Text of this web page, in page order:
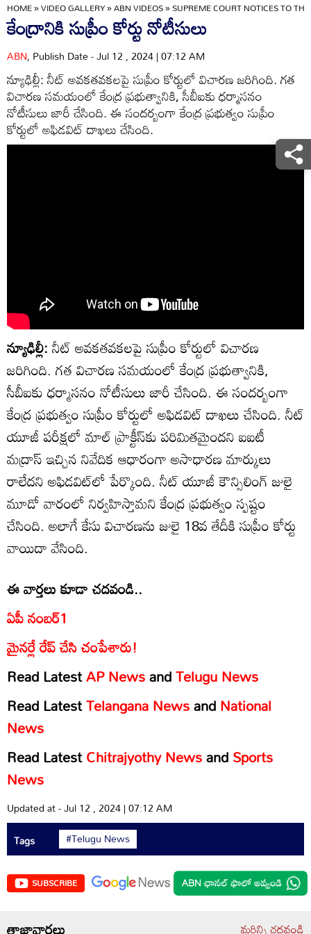
HOME»VIDEO GALLERY»ABN VIDEOS»SUPREME COURT NOTICES TO
కేంద్రానికి సుప్రీం కోర్టు నోటీసులు
ABN, Publish Date - Jul 12 , 2024 | 07:12 AM
న్యూఢిల్లీ: నీట్ అవకతవకలపై సుప్రీం కోర్టులో విచారణ జరిగింది. గత
విచారణ సమయంలో కేంద్ర ప్రభుత్వానికి, సీబీఐకు ధర్మాసనం
నోటీసులు జారీ చేసింది. ఈ సందర్బంగా కేంద్ర ప్రభుత్వం సుప్రీం
కోర్టులో అఫిడవిట్ దాఖలు చేసింది.
న్యూఢిల్లీ:నీట్ అవకతవకలపై సుప్రీం కోర్టులో విచారణ
జరిగింది. గత విచారణ సమయంలో కేంద్ర ప్రభుత్వానికి,
సీబీఐకు ధర్మాసనం నోటీసులు జారీ చేసింది. ఈ సందర్బంగా
కేంద్ర ప్రభుత్వం సుప్రీం కోర్టులో అఫిడవిట్ దాఖలు చేసింది. నీట్
యూజీ పరీక్షలో మాల్ ప్రాక్టీస్‌కు పరిమితమైందని ఐఐటీ
మద్రాస్ ఇచ్చిన నివేదిక ఆధారంగా అసాధారణ మార్కులు
రాలేదని అఫిడవిట్‌లో పేర్కొంది. నీట్ యూజీ కౌన్సిలింగ్ జులై
మూడో వారంలో నిర్వహిస్తామని కేంద్ర ప్రభుత్వం స్పష్టం
చేసింది. అలాగే కేసు విచారణను జులై 18వ తేదీకి సుప్రీం కోర్టు
వాయిదా వేసింది.
ఈ వార్తలు కూడా చదవండి..
ఏపీ నంబర్‌1
మైనర్లే రేప్‌ చేసి చంపేశారు!
Read LatestAP NewsandTelugu News
Read LatestTelangana NewsandNational
News
Read LatestChitrajyothy NewsandSports
News
Updated at - Jul 12 , 2024 | 07:12 AM
Tags
#Telugu News
SUBSCRIBE
మరిన్ని చదవండి